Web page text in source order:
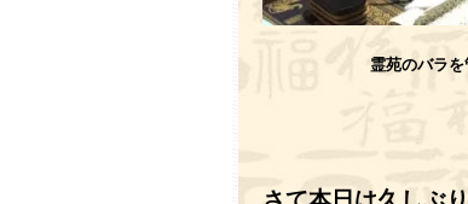
霊苑のバラ